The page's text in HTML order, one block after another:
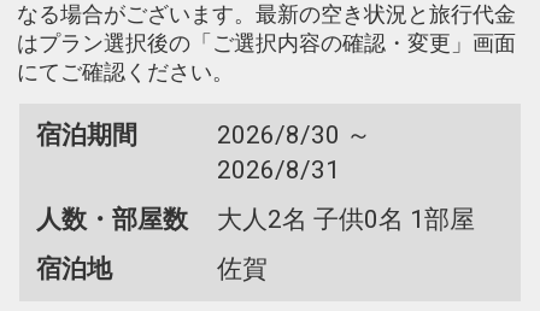
なる場合がございます。最新の空き状況と旅行代金
はプラン選択後の「ご選択内容の確認・変更」画面
にてご確認ください。
宿泊期間
2026/8/30 ～
2026/8/31
人数・部屋数
大人2名 子供0名 1部屋
宿泊地
佐賀